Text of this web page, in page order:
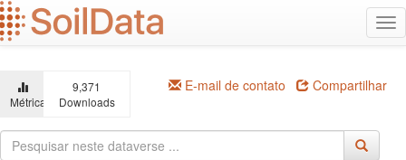
Ir
para
o
principal
Métricas
9,371
Downloads
E-mail de contato Compartilhar